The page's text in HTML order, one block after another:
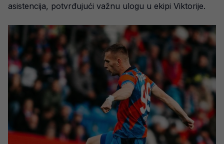
asistencija, potvrđujući važnu ulogu u ekipi Viktorije.